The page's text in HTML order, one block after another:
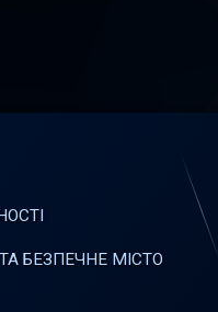
БЕЗПЕЧНЕ МІСТО